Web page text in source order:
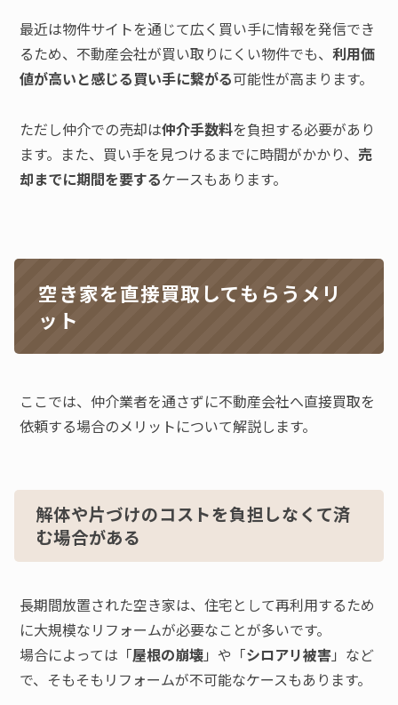
最近は物件サイトを通じて広く買い手に情報を発信でき
るため、不動産会社が買い取りにくい物件でも、利用価
値が高いと感じる買い手に繋がる可能性が高まります。
ただし仲介での売却は仲介手数料を負担する必要があり
ます。また、買い手を見つけるまでに時間がかかり、売
却までに期間を要するケースもあります。
空き家を直接買取してもらうメリ
ット
ここでは、仲介業者を通さずに不動産会社へ直接買取を
依頼する場合のメリットについて解説します。
解体や片づけのコストを負担しなくて済
む場合がある
長期間放置された空き家は、住宅として再利用するため
に大規模なリフォームが必要なことが多いです。
場合によっては「屋根の崩壊」や「シロアリ被害」など
で、そもそもリフォームが不可能なケースもあります。